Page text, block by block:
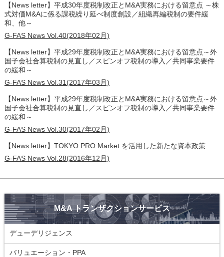
【News letter】平成30年度税制改正とM&A実務における留意点 ～株
式対価M&Aに係る課税繰り延べ制度創設／組織再編税制の要件緩
和、他～
G-FAS News Vol.40(2018年02月)
【News letter】平成29年度税制改正とM&A実務における留意点～外
国子会社合算税制の見直し／スピンオフ税制の導入／共同事業要件
の緩和～
G-FAS News Vol.31(2017年03月)
【News letter】平成29年度税制改正とM&A実務における留意点～外
国子会社合算税制の見直し／スピンオフ税制の導入／共同事業要件
の緩和～
G-FAS News Vol.30(2017年02月)
【News letter】TOKYO PRO Market を活用した新たな資本政策
G-FAS News Vol.28(2016年12月)
M&A トランザクションサービス
デューデリジェンス
バリュエーション・PPA